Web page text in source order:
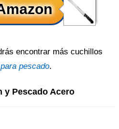
encontrar más cuchillos
pescado.
y Pescado Acero